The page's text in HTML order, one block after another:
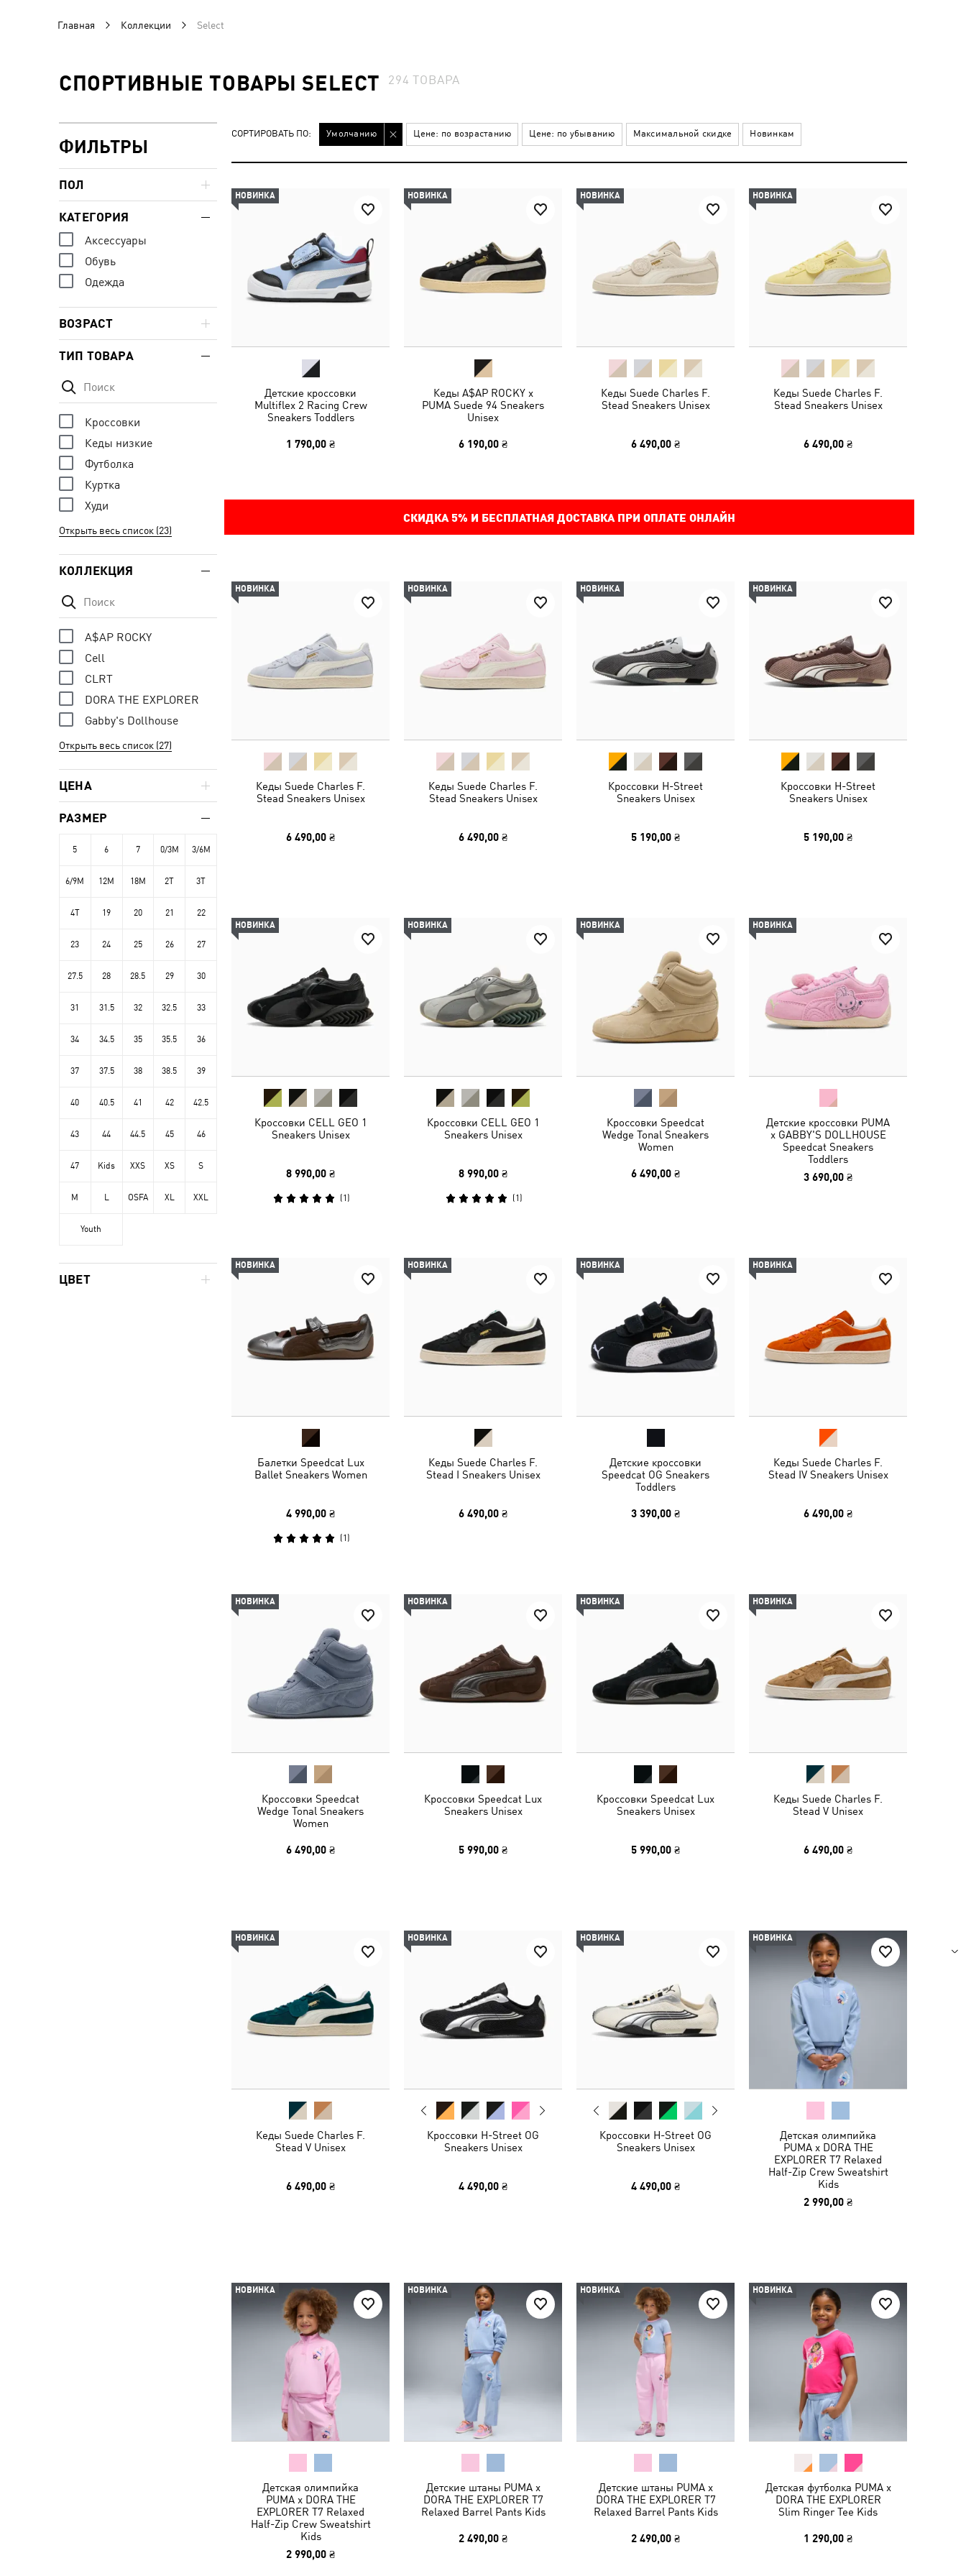
Главная Коллекции Select
СПОРТИВНЫЕ ТОВАРЫ SELECT 294ТОВАРА
СОРТИРОВАТЬ ПО: Умолчанию Цене: по возрастанию Цене: по убыванию Максимальной скидке Новинкам
НОВИНКА
Детские кроссовки
Multiflex 2 Racing Crew
Sneakers Toddlers
1 790,00 ₴
НОВИНКА
Кеды A$AP ROCKY x
PUMA Suede 94 Sneakers
Unisex
6 190,00 ₴
НОВИНКА
Кеды Suede Charles F.
Stead Sneakers Unisex
6 490,00 ₴
НОВИНКА
Кеды Suede Charles F.
Stead Sneakers Unisex
6 490,00 ₴
СКИДКА 5% И БЕСПЛАТНАЯ ДОСТАВКА ПРИ ОПЛАТЕ ОНЛАЙН
НОВИНКА
Кеды Suede Charles F.
Stead Sneakers Unisex
6 490,00 ₴
НОВИНКА
Кеды Suede Charles F.
Stead Sneakers Unisex
6 490,00 ₴
НОВИНКА
Кроссовки H-Street
Sneakers Unisex
5 190,00 ₴
НОВИНКА
Кроссовки H-Street
Sneakers Unisex
5 190,00 ₴
НОВИНКА
Кроссовки CELL GEO 1
Sneakers Unisex
8 990,00 ₴
(1 )
НОВИНКА
Кроссовки CELL GEO 1
Sneakers Unisex
8 990,00 ₴
(1 )
НОВИНКА
Кроссовки Speedcat
Wedge Tonal Sneakers
Women
6 490,00 ₴
НОВИНКА
Детские кроссовки PUMA
x GABBY'S DOLLHOUSE
Speedcat Sneakers
Toddlers
3 690,00 ₴
НОВИНКА
Балетки Speedcat Lux
Ballet Sneakers Women
4 990,00 ₴
(1 )
НОВИНКА
Кеды Suede Charles F.
Stead I Sneakers Unisex
6 490,00 ₴
НОВИНКА
Детские кроссовки
Speedcat OG Sneakers
Toddlers
3 390,00 ₴
НОВИНКА
Кеды Suede Charles F.
Stead IV Sneakers Unisex
6 490,00 ₴
НОВИНКА
Кроссовки Speedcat
Wedge Tonal Sneakers
Women
6 490,00 ₴
НОВИНКА
Кроссовки Speedcat Lux
Sneakers Unisex
5 990,00 ₴
НОВИНКА
Кроссовки Speedcat Lux
Sneakers Unisex
5 990,00 ₴
НОВИНКА
Кеды Suede Charles F.
Stead V Unisex
6 490,00 ₴
НОВИНКА
Кеды Suede Charles F.
Stead V Unisex
6 490,00 ₴
НОВИНКА
Кроссовки H-Street OG
Sneakers Unisex
4 490,00 ₴
НОВИНКА
Кроссовки H-Street OG
Sneakers Unisex
4 490,00 ₴
НОВИНКА
Детская олимпийка
PUMA x DORA THE
EXPLORER T7 Relaxed
Half-Zip Crew Sweatshirt
Kids
2 990,00 ₴
НОВИНКА
Детская олимпийка
PUMA x DORA THE
EXPLORER T7 Relaxed
Half-Zip Crew Sweatshirt
Kids
2 990,00 ₴
НОВИНКА
Детские штаны PUMA x
DORA THE EXPLORER T7
Relaxed Barrel Pants Kids
2 490,00 ₴
НОВИНКА
Детские штаны PUMA x
DORA THE EXPLORER T7
Relaxed Barrel Pants Kids
2 490,00 ₴
НОВИНКА
Детская футболка PUMA x
DORA THE EXPLORER
Slim Ringer Tee Kids
1 290,00 ₴
ФИЛЬТРЫ
ПОЛ
КАТЕГОРИЯ
Аксессуары
Обувь
Одежда
ВОЗРАСТ
ТИП ТОВАРА
Кроссовки
Кеды низкие
Футболка
Куртка
Худи
Открыть весь список (23)
КОЛЛЕКЦИЯ
A$AP ROCKY
Cell
CLRT
DORA THE EXPLORER
Gabby's Dollhouse
Открыть весь список (27)
ЦЕНА
РАЗМЕР
5 6 7 0/3M 3/6M
6/9M 12M 18M 2T 3T
4T 19 20 21 22
23 24 25 26 27
27.5 28 28.5 29 30
31 31.5 32 32.5 33
34 34.5 35 35.5 36
37 37.5 38 38.5 39
40 40.5 41 42 42.5
43 44 44.5 45 46
47 Kids XXS XS S
M L OSFA XL XXL
Youth
ЦВЕТ